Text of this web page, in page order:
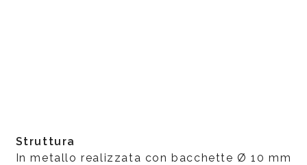
Struttura
In metallo realizzata con bacchette Ø 10 mm